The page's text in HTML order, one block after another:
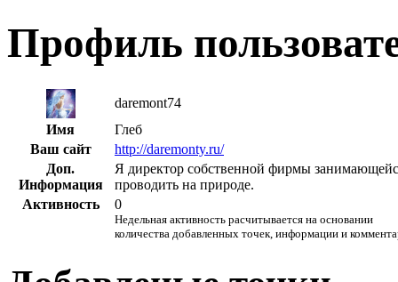
Профиль
daremont74
Имя
Глеб
Ваш сайт
http://daremonty.ru/
Доп.
Информация
Я директор собственной фирмы
проводить на природе.
Активность
0
Недельная активность расчитывается на основании
количества добавленных точек, информации и